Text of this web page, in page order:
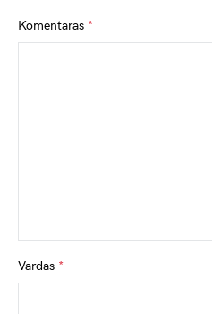
Komentaras *
Vardas *